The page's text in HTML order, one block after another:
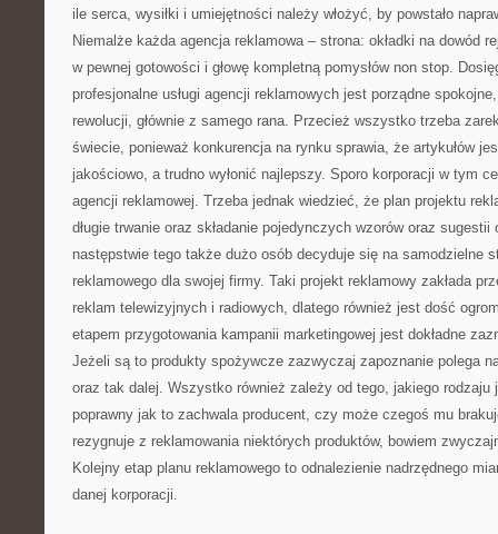
ile serca, wysiłki i umiejętności należy włożyć, by powstało
Niemalże każda agencja reklamowa – strona: okładki na dowód
w pewnej gotowości i głowę kompletną pomysłów non stop.
profesjonalne usługi agencji reklamowych jest porządne
rewolucji, głównie z samego rana. Przecież wszystko trzeba
świecie, ponieważ konkurencja na rynku sprawia, że artykułów
jakościowo, a trudno wyłonić najlepszy. Sporo korporacji w tym
agencji reklamowej. Trzeba jednak wiedzieć, że plan projektu
długie trwanie oraz składanie pojedynczych wzorów oraz
następstwie tego także dużo osób decyduje się na samodzielne
reklamowego dla swojej firmy. Taki projekt reklamowy zakłada
reklam telewizyjnych i radiowych, dlatego również jest dość
etapem przygotowania kampanii marketingowej jest dokładne
Jeżeli są to produkty spożywcze zazwyczaj zapoznanie polega
oraz tak dalej. Wszystko również zależy od tego, jakiego
poprawny jak to zachwala producent, czy może czegoś mu
rezygnuje z reklamowania niektórych produktów, bowiem
Kolejny etap planu reklamowego to odnalezienie nadrzędnego
danej korporacji.